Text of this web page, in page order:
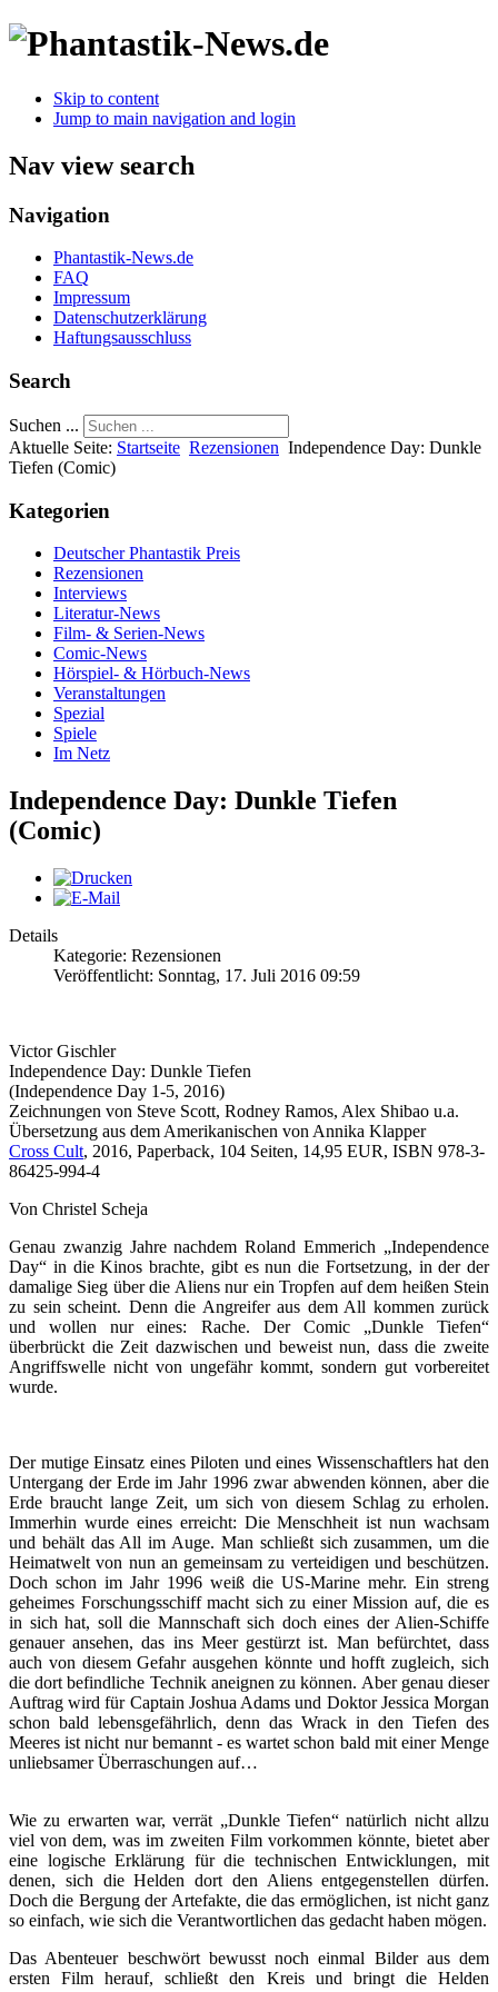
Skip to content
Jump to main navigation and login
Nav view search
Navigation
Phantastik-News.de
FAQ
Impressum
Datenschutzerklärung
Haftungsausschluss
Search
Suchen ...
Aktuelle Seite: Startseite Rezensionen Independence Day: Dunkle
Tiefen (Comic)
Kategorien
Deutscher Phantastik Preis
Rezensionen
Interviews
Literatur-News
Film- & Serien-News
Comic-News
Hörspiel- & Hörbuch-News
Veranstaltungen
Spezial
Spiele
Im Netz
Independence Day: Dunkle Tiefen
(Comic)
Details
Kategorie: Rezensionen
Veröffentlicht: Sonntag, 17. Juli 2016 09:59
Victor Gischler
Independence Day: Dunkle Tiefen
(Independence Day 1-5, 2016)
Zeichnungen von Steve Scott, Rodney Ramos, Alex Shibao u.a.
Übersetzung aus dem Amerikanischen von Annika Klapper
Cross Cult, 2016, Paperback, 104 Seiten, 14,95 EUR, ISBN 978-3-
86425-994-4
Von Christel Scheja
Genau zwanzig Jahre nachdem Roland Emmerich „Independence
Day“ in die Kinos brachte, gibt es nun die Fortsetzung, in der der
damalige Sieg über die Aliens nur ein Tropfen auf dem heißen Stein
zu sein scheint. Denn die Angreifer aus dem All kommen zurück
und wollen nur eines: Rache. Der Comic „Dunkle Tiefen“
überbrückt die Zeit dazwischen und beweist nun, dass die zweite
Angriffswelle nicht von ungefähr kommt, sondern gut vorbereitet
wurde.
Der mutige Einsatz eines Piloten und eines Wissenschaftlers hat den
Untergang der Erde im Jahr 1996 zwar abwenden können, aber die
Erde braucht lange Zeit, um sich von diesem Schlag zu erholen.
Immerhin wurde eines erreicht: Die Menschheit ist nun wachsam
und behält das All im Auge. Man schließt sich zusammen, um die
Heimatwelt von nun an gemeinsam zu verteidigen und beschützen.
Doch schon im Jahr 1996 weiß die US-Marine mehr. Ein streng
geheimes Forschungsschiff macht sich zu einer Mission auf, die es
in sich hat, soll die Mannschaft sich doch eines der Alien-Schiffe
genauer ansehen, das ins Meer gestürzt ist. Man befürchtet, dass
auch von diesem Gefahr ausgehen könnte und hofft zugleich, sich
die dort befindliche Technik aneignen zu können. Aber genau dieser
Auftrag wird für Captain Joshua Adams und Doktor Jessica Morgan
schon bald lebensgefährlich, denn das Wrack in den Tiefen des
Meeres ist nicht nur bemannt - es wartet schon bald mit einer Menge
unliebsamer Überraschungen auf…
Wie zu erwarten war, verrät „Dunkle Tiefen“ natürlich nicht allzu
viel von dem, was im zweiten Film vorkommen könnte, bietet aber
eine logische Erklärung für die technischen Entwicklungen, mit
denen, sich die Helden dort den Aliens entgegenstellen dürfen.
Doch die Bergung der Artefakte, die das ermöglichen, ist nicht ganz
so einfach, wie sich die Verantwortlichen das gedacht haben mögen.
Das Abenteuer beschwört bewusst noch einmal Bilder aus dem
ersten Film herauf, schließt den Kreis und bringt die Helden